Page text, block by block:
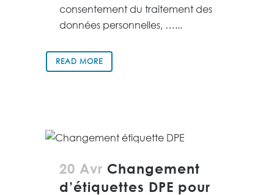
consentement du traitement des
données personnelles, …...
READ MORE
20 Avr Changement
d’étiquettes DPE pour